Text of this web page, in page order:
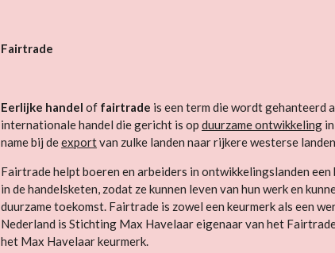
Fairtrade
Eerlijke handel of fairtrade is een term die wordt gehanteerd
internationale handel die gericht is opduurzame ontwikkeling
name bij deexportvan zulke landen naar rijkere westerse landen
Fairtrade helpt boeren en arbeiders in ontwikkelingslanden
in de handelsketen, zodat ze kunnen leven van hun werk en
duurzame toekomst. Fairtrade is zowel een keurmerk als een
Nederland is Stichting Max Havelaar eigenaar van het
het Max Havelaar keurmerk.